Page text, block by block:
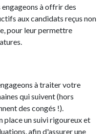
à offrir des
aux candidats reçus non
pour leur permettre
à traiter votre
qui suivent (hors
des congés !).
place un suivi rigoureux et
afin d'assurer une